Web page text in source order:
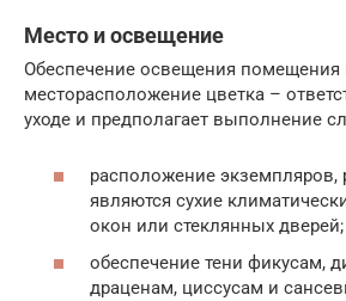
Место и освещение
Обеспечение освещения помещения
месторасположение цветка –
уходе и предполагает выполнение
расположение экземпляров,
являются сухие
окон или стеклянных дверей;
обеспечение тени фикусам,
драценам, циссусам и